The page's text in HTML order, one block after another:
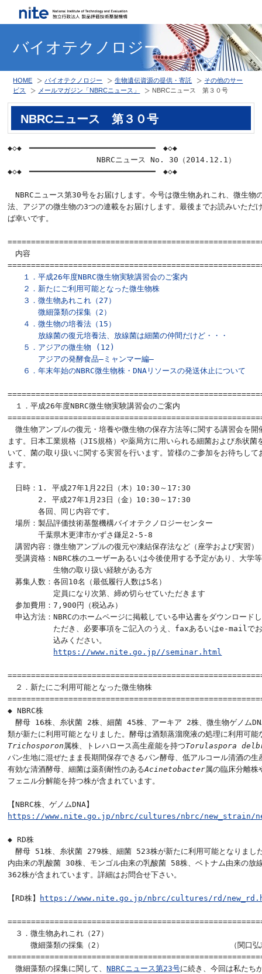
バイオテクノロジー
HOME バイオテクノロジー 生物遺伝資源の提供・寄託
その他のサー
ビス
メールマガジン「NBRCニュース」 NBRCニュース 第３０号
NBRCニュース 第３０号
◆◇◆　━━━━━━━━━━━━━━━━━━━━━━━━━━━　◆◇◆
                   NBRCニュース No. 30（2014.12.1）
◆◇◆　━━━━━━━━━━━━━━━━━━━━━━━━━━━　◆◇◆
NBRCニュース第30号をお届けします。今号は微生物あれこれ、微生物
法、アジアの微生物の3つの連載をお届けします。最後までお読みいただ
ば幸いです。
内容
１．平成26年度NBRC微生物実験講習会のご案内
２．新たにご利用可能となった微生物株
３．微生物あれこれ（27）
微細藻類の採集（2）
４．微生物の培養法（15）
放線菌の復元培養法、放線菌は細菌の仲間だけど・・・
５．アジアの微生物 (12)
アジアの発酵食品―ミャンマー編―
６．年末年始のNBRC微生物株・DNAリソースの発送休止について
１．平成26年度NBRC微生物実験講習会のご案内
微生物アンプルの復元・培養や微生物の保存方法等に関する講習会を開
ます。日本工業規格（JIS規格）や薬局方に用いられる細菌および糸状菌
いて、菌の取り扱いに関する実習を行います。皆様のご参加をお待ちして
ます。
日時：1. 平成27年1月22日（木）10:30～17:30
2. 平成27年1月23日（金）10:30～17:30
各回、同じ内容です。
場所：製品評価技術基盤機構バイオテクノロジーセンター
千葉県木更津市かずさ鎌足2-5-8
講習内容：微生物アンプルの復元や凍結保存法など（座学および実習）
受講資格：NBRC株のユーザーあるいは今後使用する予定があり、大学
生物の取り扱い経験がある方
募集人数：各回10名（最低履行人数は5名）
定員になり次第、締め切らせていただきます
参加費用：7,900円（税込み）
申込方法：NBRCのホームページに掲載している申込書をダウンロード
ただき、必要事項をご記入のうえ、faxあるいはe-mailでお
込みください。
https://www.nite.go.jp//seminar.html
２．新たにご利用可能となった微生物株
◆ NBRC株
酵母 16株、糸状菌 2株、細菌 45株、アーキア 2株、微生物ゲノム
Trichosporon属株、トレハロース高生産能を持つTorulaspora
パン生地に混ぜたまま長期間保存できるパン酵母、低アルコール清酒の生
有効な清酒酵母、細菌は薬剤耐性のあるAcinetobacter属の臨床分離株
フェニル分解能を持つ株が含まれています。
https://www.nite.go.jp/nbrc/cultures/nbrc/new_strain/
◆ RD株
酵母 51株、糸状菌 279株、細菌 523株が新たに利用可能となりまし
内由来の乳酸菌 30株、モンゴル由来の乳酸菌 58株、ベトナム由来の放
362株が含まれています。詳細はお問合せ下さい。
【RD株】 https://www.nite.go.jp/nbrc/cultures/rd/
３．微生物あれこれ（27）
微細藻類の採集（2） 　　　　　　　　　　　　　　　　（関口弘
微細藻類の採集に関して、NBRCニュース第23号に続き、今回は私たち